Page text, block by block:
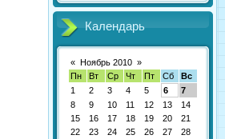
Календарь
« Ноябрь 2010 »
Пн
Вт Ср Чт Пт Сб
Вс
1
2 3 4 5 6
7
8
9 10 11 12 13
14
15
16 17 18 19 20
21
22
23 24 25 26 27
28